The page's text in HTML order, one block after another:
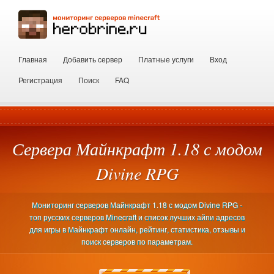
Главная Добавить сервер Платные услуги
Вход
Регистрация
Поиск FAQ
Сервера Майнкрафт 1.18 с модом
Divine RPG
Мониторинг серверов Майнкрафт 1.18 с модом Divine RPG -
топ русских серверов Minecraft и список лучших айпи адресов
для игры в Майнкрафт онлайн, рейтинг, статистика, отзывы и
поиск серверов по параметрам.